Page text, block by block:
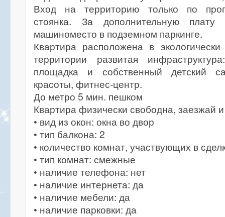
Вход на территорию только по
стоянка. За дополнительную плату
машиноместо в подземном паркинге.
Квартира расположена в
территории развитая
площадка и собственный детский
красоты, фитнес-центр.
До метро 5 мин. пешком
Квартира физически свободна, заезжай
• вид из окон: окна во двор
• тип балкона: 2
• количество комнат, участвующих в
• тип комнат: смежные
• наличие телефона: нет
• наличие интернета: да
• наличие мебели: да
• наличие парковки: да